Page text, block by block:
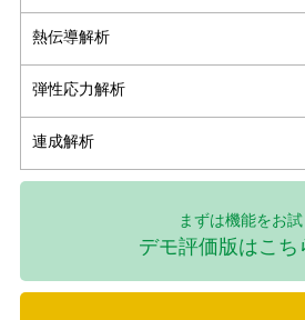
熱伝導解析
弾性応力解析
連成解析
まずは機能をお試
デモ評価版はこち